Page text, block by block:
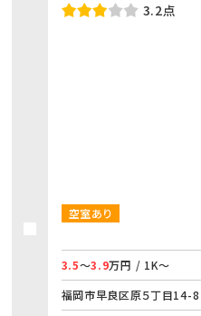
3.2点
空室あり
3.5～3.9万円 / 1K～
福岡市早良区原５丁目14-8